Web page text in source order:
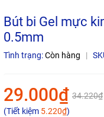
Bút bi Gel mực
0.5mm
Tình trạng:Còn hàng |
29.000₫ 34.220₫
(Tiết kiệm 5.220₫)